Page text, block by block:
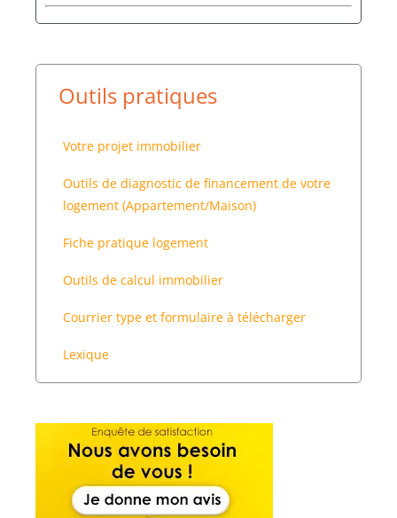
Outils pratiques
Votre projet immobilier
Outils de diagnostic de financement de votre
logement (Appartement/Maison)
Fiche pratique logement
Outils de calcul immobilier
Courrier type et formulaire à télécharger
Lexique